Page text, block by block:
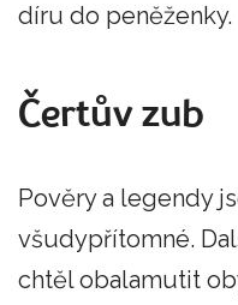
díru do peněženky.
Čertův zub
Pověry a legendy
všudypřítomné.
chtěl obalamutit